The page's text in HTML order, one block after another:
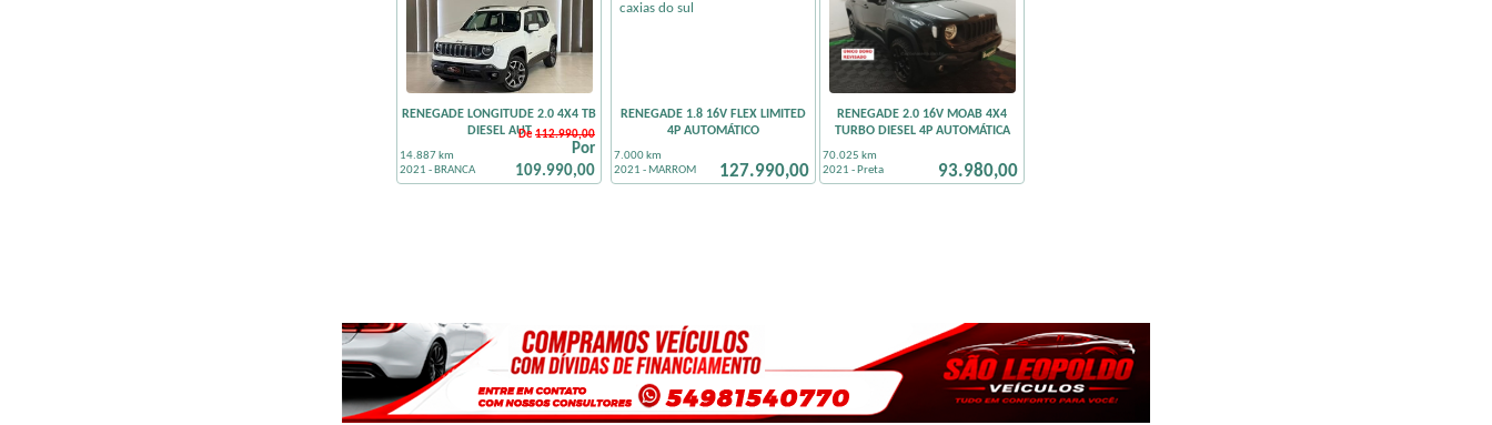
RENEGADE LONGITUDE 2.0 4X4 TB
DIESEL AUT
14.887 km
2021 - BRANCA
De112.990,00
Por
109.990,00
RENEGADE 1.8 16V FLEX LIMITED
4P AUTOMÁTICO
7.000 km
2021 - MARROM
127.990,00
RENEGADE 2.0 16V MOAB 4X4
TURBO DIESEL 4P AUTOMÁTICA
70.025 km
2021 - Preta
93.980,00